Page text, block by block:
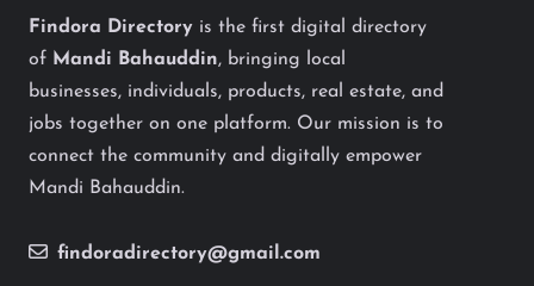
Findora Directory is the first digital directory
of Mandi Bahauddin, bringing local
businesses, individuals, products, real estate, and
jobs together on one platform. Our mission is to
connect the community and digitally empower
Mandi Bahauddin.
findoradirectory@gmail.com